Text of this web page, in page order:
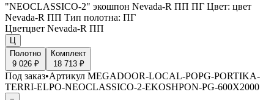
"NEOCLASSICO-2" экошпон Nevada-R ПП ПГ Цвет: цвет
Nevada-R ПП Тип полотна: ПГ
Цветцвет Nevada-R ПП
Ц
Полотно
9 026 ₽
Комплект
18 713 ₽
Под заказ•Артикул MEGADOOR-LOCAL-POPG-PORTIKA-
TERRI-ELPO-NEOCLASSICO-2-EKOSHPON-PG-600X2000